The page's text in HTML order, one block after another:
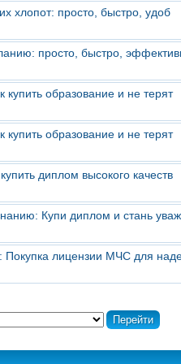
хлопот: просто, быстро, удоб
просто, быстро,
образование и не терят
образование и не терят
диплом высокого качеств
Купи диплом и стань уваж
Покупка лицензии МЧС для